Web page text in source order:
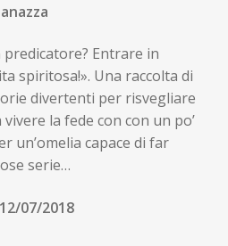
Entrare in
spiritosa!». Una raccolta di
divertenti per risvegliare
la fede con con un po’
un’omelia capace di far
serie…
12/07/2018